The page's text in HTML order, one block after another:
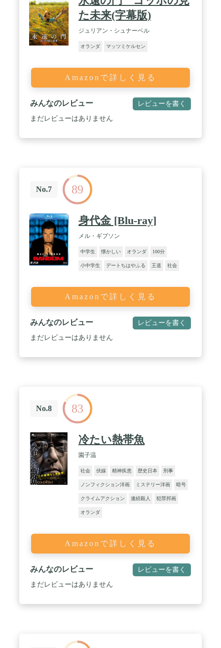
た未来(字幕版)
ジュリアン・シュナーベル
オランダ マッツミケルセン
Amazonで詳しく見る
みんなのレビュー レビューを書く
まだレビューはありません
No.7 89
身代金 [Blu-ray]
メル・ギブソン
中学生 懐かしい オランダ 100分
小中学生 デートちはやふる 王道 社会
Amazonで詳しく見る
みんなのレビュー レビューを書く
まだレビューはありません
No.8 83
冷たい熱帯魚
園子温
社会 伏線 精神疾患 歴史日本 刑事
ノンフィクション洋画 ミステリー洋画 暗号
クライムアクション 連続殺人 犯罪邦画
オランダ
Amazonで詳しく見る
みんなのレビュー レビューを書く
まだレビューはありません